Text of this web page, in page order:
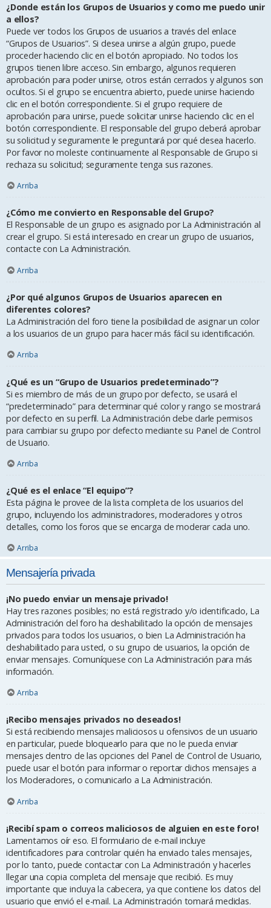
¿Donde están los Grupos de Usuarios y como me puedo unir
a ellos?
Puede ver todos los Grupos de usuarios a través del enlace
“Grupos de Usuarios”. Si desea unirse a algún grupo, puede
proceder haciendo clic en el botón apropiado. No todos los
grupos tienen libre acceso. Sin embargo, algunos requieren
aprobación para poder unirse, otros están cerrados y algunos son
ocultos. Si el grupo se encuentra abierto, puede unirse haciendo
clic en el botón correspondiente. Si el grupo requiere de
aprobación para unirse, puede solicitar unirse haciendo clic en el
botón correspondiente. El responsable del grupo deberá aprobar
su solicitud y seguramente le preguntará por qué desea hacerlo.
Por favor no moleste continuamente al Responsable de Grupo si
rechaza su solicitud; seguramente tenga sus razones.
Arriba
¿Cómo me convierto en Responsable del Grupo?
El Responsable de un grupo es asignado por La Administración al
crear el grupo. Si está interesado en crear un grupo de usuarios,
contacte con La Administración.
Arriba
¿Por qué algunos Grupos de Usuarios aparecen en
diferentes colores?
La Administración del foro tiene la posibilidad de asignar un color
a los usuarios de un grupo para hacer más fácil su identificación.
Arriba
¿Qué es un “Grupo de Usuarios predeterminado”?
Si es miembro de más de un grupo por defecto, se usará el
“predeterminado” para determinar qué color y rango se mostrará
por defecto en su perfil. La Administración debe darle permisos
para cambiar su grupo por defecto mediante su Panel de Control
de Usuario.
Arriba
¿Qué es el enlace “El equipo”?
Esta página le provee de la lista completa de los usuarios del
grupo, incluyendo los administradores, moderadores y otros
detalles, como los foros que se encarga de moderar cada uno.
Arriba
Mensajería privada
¡No puedo enviar un mensaje privado!
Hay tres razones posibles; no está registrado y/o identificado, La
Administración del foro ha deshabilitado la opción de mensajes
privados para todos los usuarios, o bien La Administración ha
deshabilitado para usted, o su grupo de usuarios, la opción de
enviar mensajes. Comuníquese con La Administración para más
información.
Arriba
¡Recibo mensajes privados no deseados!
Si está recibiendo mensajes maliciosos u ofensivos de un usuario
en particular, puede bloquearlo para que no le pueda enviar
mensajes dentro de las opciones del Panel de Control de Usuario,
puede usar el botón para informar o reportar dichos mensajes a
los Moderadores, o comunicarlo a La Administración.
Arriba
¡Recibí spam o correos maliciosos de alguien en este foro!
Lamentamos oír eso. El formulario de e-mail incluye
identificadores para controlar quién ha enviado tales mensajes,
por lo tanto, puede contactar con La Administración y hacerles
llegar una copia completa del mensaje que recibió. Es muy
importante que incluya la cabecera, ya que contiene los datos del
usuario que envió el e-mail. La Administración tomará medidas.